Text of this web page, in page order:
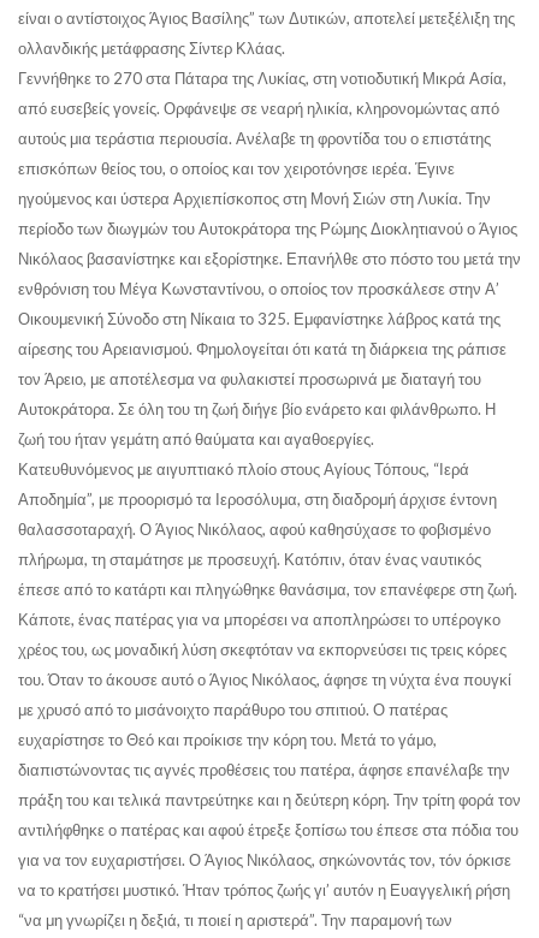
είναι ο αντίστοιχος Άγιος Βασίλης” των Δυτικών, αποτελεί μετεξέλιξη της
ολλανδικής μετάφρασης Σίντερ Κλάας.
Γεννήθηκε το 270 στα Πάταρα της Λυκίας, στη νοτιοδυτική Μικρά Ασία,
από ευσεβείς γονείς. Ορφάνεψε σε νεαρή ηλικία, κληρονομώντας από
αυτούς μια τεράστια περιουσία. Ανέλαβε τη φροντίδα του ο επιστάτης
επισκόπων θείος του, ο οποίος και τον χειροτόνησε ιερέα. Έγινε
ηγούμενος και ύστερα Αρχιεπίσκοπος στη Μονή Σιών στη Λυκία. Την
περίοδο των διωγμών του Αυτοκράτορα της Ρώμης Διοκλητιανού ο Άγιος
Νικόλαος βασανίστηκε και εξορίστηκε. Επανήλθε στο πόστο του μετά την
ενθρόνιση του Μέγα Κωνσταντίνου, ο οποίος τον προσκάλεσε στην Α’
Οικουμενική Σύνοδο στη Νίκαια το 325. Εμφανίστηκε λάβρος κατά της
αίρεσης του Αρειανισμού. Φημολογείται ότι κατά τη διάρκεια της ράπισε
τον Άρειο, με αποτέλεσμα να φυλακιστεί προσωρινά με διαταγή του
Αυτοκράτορα. Σε όλη του τη ζωή διήγε βίο ενάρετο και φιλάνθρωπο. Η
ζωή του ήταν γεμάτη από θαύματα και αγαθοεργίες.
Κατευθυνόμενος με αιγυπτιακό πλοίο στους Αγίους Τόπους, “Ιερά
Αποδημία”, με προορισμό τα Ιεροσόλυμα, στη διαδρομή άρχισε έντονη
θαλασσοταραχή. Ο Άγιος Νικόλαος, αφού καθησύχασε το φοβισμένο
πλήρωμα, τη σταμάτησε με προσευχή. Κατόπιν, όταν ένας ναυτικός
έπεσε από το κατάρτι και πληγώθηκε θανάσιμα, τον επανέφερε στη ζωή.
Κάποτε, ένας πατέρας για να μπορέσει να αποπληρώσει το υπέρογκο
χρέος του, ως μοναδική λύση σκεφτόταν να εκπορνεύσει τις τρεις κόρες
του. Όταν το άκουσε αυτό ο Άγιος Νικόλαος, άφησε τη νύχτα ένα πουγκί
με χρυσό από το μισάνοιχτο παράθυρο του σπιτιού. Ο πατέρας
ευχαρίστησε το Θεό και προίκισε την κόρη του. Μετά το γάμο,
διαπιστώνοντας τις αγνές προθέσεις του πατέρα, άφησε επανέλαβε την
πράξη του και τελικά παντρεύτηκε και η δεύτερη κόρη. Την τρίτη φορά τον
αντιλήφθηκε ο πατέρας και αφού έτρεξε ξοπίσω του έπεσε στα πόδια του
για να τον ευχαριστήσει. Ο Άγιος Νικόλαος, σηκώνοντάς τον, τόν όρκισε
να το κρατήσει μυστικό. Ήταν τρόπος ζωής γι’ αυτόν η Ευαγγελική ρήση
“να μη γνωρίζει η δεξιά, τι ποιεί η αριστερά”. Την παραμονή των